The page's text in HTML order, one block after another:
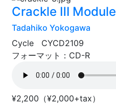
Crackle Ⅲ Module
Tadahiko Yokogawa
Cycle CYCD2109
フォーマット：CD-R
¥2,200 （¥2,000+tax）